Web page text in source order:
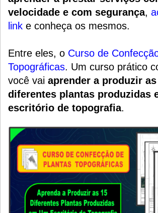
velocidade e com segurança,
link e conheça os mesmos.
Entre eles, o Curso de
Topográficas. Um curso prático
você vai aprender a produzir as
diferentes plantas produzidas
escritório de topografia.